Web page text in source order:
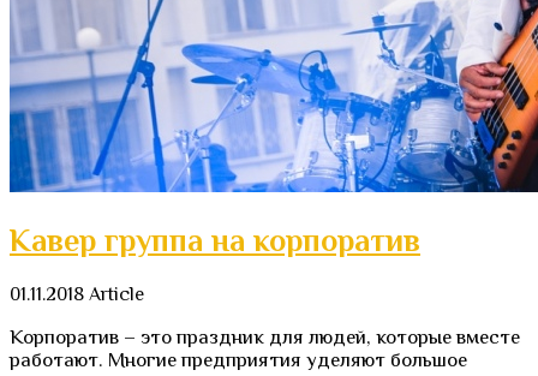
Кавер группа на корпоратив
01.11.2018 Article
Корпоратив – это праздник для людей, которые вместе
работают. Многие предприятия уделяют большое